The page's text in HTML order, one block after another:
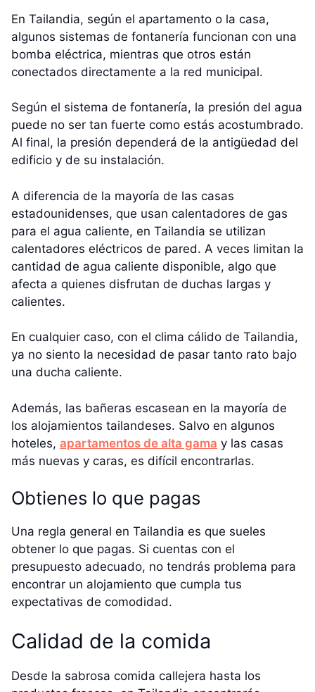
En Tailandia, según el apartamento o la casa,
algunos sistemas de fontanería funcionan con una
bomba eléctrica, mientras que otros están
conectados directamente a la red municipal.
Según el sistema de fontanería, la presión del agua
puede no ser tan fuerte como estás acostumbrado.
Al final, la presión dependerá de la antigüedad del
edificio y de su instalación.
A diferencia de la mayoría de las casas
estadounidenses, que usan calentadores de gas
para el agua caliente, en Tailandia se utilizan
calentadores eléctricos de pared. A veces limitan la
cantidad de agua caliente disponible, algo que
afecta a quienes disfrutan de duchas largas y
calientes.
En cualquier caso, con el clima cálido de Tailandia,
ya no siento la necesidad de pasar tanto rato bajo
una ducha caliente.
Además, las bañeras escasean en la mayoría de
los alojamientos tailandeses. Salvo en algunos
hoteles, apartamentos de alta gama y las casas
más nuevas y caras, es difícil encontrarlas.
Obtienes lo que pagas
Una regla general en Tailandia es que sueles
obtener lo que pagas. Si cuentas con el
presupuesto adecuado, no tendrás problema para
encontrar un alojamiento que cumpla tus
expectativas de comodidad.
Calidad de la comida
Desde la sabrosa comida callejera hasta los